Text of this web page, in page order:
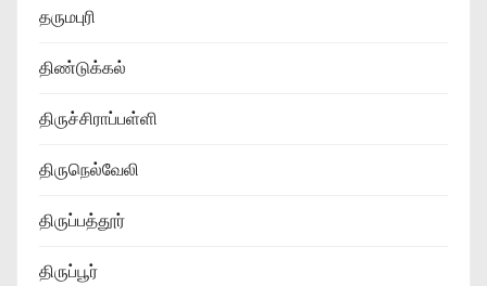
தருமபுரி
திண்டுக்கல்
திருச்சிராப்பள்ளி
திருநெல்வேலி
திருப்பத்தூர்
திருப்பூர்